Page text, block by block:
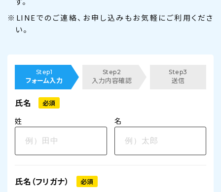
※LINEでのご連絡、お申し込みもお気軽にご利用くださ
い。
Step1
フォーム入力
Step2
入力内容確認
Step3
送信
氏名 必須
姓 名
氏名（フリガナ） 必須